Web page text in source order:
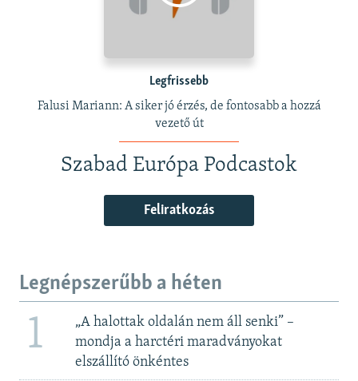
Legfrissebb
Falusi Mariann: A siker jó érzés, de fontosabb a hozzá
vezető út
Szabad Európa Podcastok
Feliratkozás
Legnépszerűbb a héten
1
„A halottak oldalán nem áll senki” –
mondja a harctéri maradványokat
elszállító önkéntes